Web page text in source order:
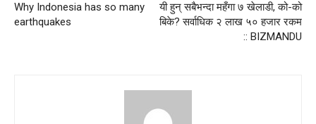
Why Indonesia has so many
earthquakes
यी हुन् सबैभन्दा महँगा ७ खेलाडी, को-को
बिके? सर्वाधिक २ लाख ५० हजार रकम
:: BIZMANDU